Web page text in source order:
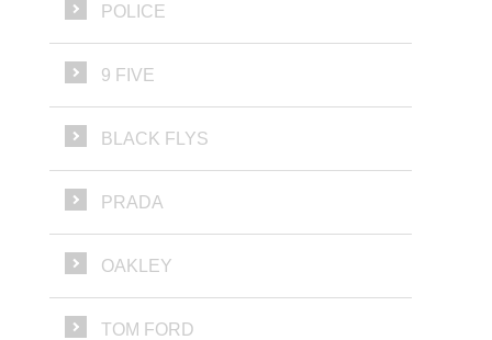
POLICE
9 FIVE
BLACK FLYS
PRADA
OAKLEY
TOM FORD